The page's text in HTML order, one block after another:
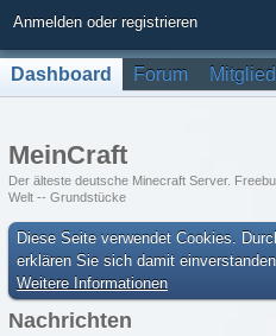
Anmelden oder registrieren
Dashboard Forum
MeinCraft
Der älteste deutsche Minecraft Server.
Welt -- Grundstücke
Diese Seite verwendet Cookies.
erklären Sie sich damit
Weitere Informationen
Nachrichten